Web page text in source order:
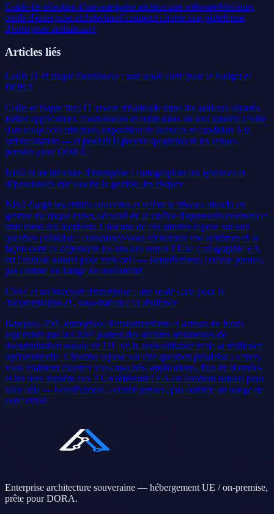
Guide de sélection d'un enterprise architecture softwareMeilleurs
outils d'enterprise architectureComment choisir une plateforme
d'enterprise architecture
Articles liés
Coûts IT et risque fournisseur : une seule carte pour le budget et
DORA
Coûts et risque tiers IT vivent d'habitude dans des tableurs séparés.
Relier applications, fournisseurs et coûts dans un seul modèle révèle
d'un coup concentration, exposition de licences et candidats à la
rationalisation — et produit la preuve qu'attendent les revues
pensées pour DORA.
NIS2 et architecture d'entreprise : cartographier les systèmes et
dépendances que touche la gestion des risques
NIS2 élargit les entités couvertes et relève le niveau attendu en
gestion du risque cyber, sécurité de la chaîne d'approvisionnement et
traitement des incidents. Chacune de ces attentes repose sur une
question préalable : connaissez-vous réellement vos systèmes et la
façon dont ils dépendent les uns des autres ? Une cartographie EA
est l'endroit naturel pour tenir cela — honnêtement, comme preuve,
pas comme un badge de conformité.
CSSF et architecture d'entreprise : une seule carte pour la
documentation IT, sous-traitance et résilience
Banques, PSF, entreprises d'investissement et acteurs de fonds
supervisés par la CSSF portent des attentes récurrentes de
documentation autour de l'IT, de la sous-traitance et de la résilience
opérationnelle. Chacune repose sur une question préalable : savez-
vous vraiment montrer vos capacités, applications, flux de données
et les tiers derrière eux ? Un référentiel EA est l'endroit naturel pour
tenir cela — honnêtement, comme preuve, pas comme un badge de
conformité.
Enterprise architecture souveraine — hébergement UE / on-premise,
prête pour DORA.